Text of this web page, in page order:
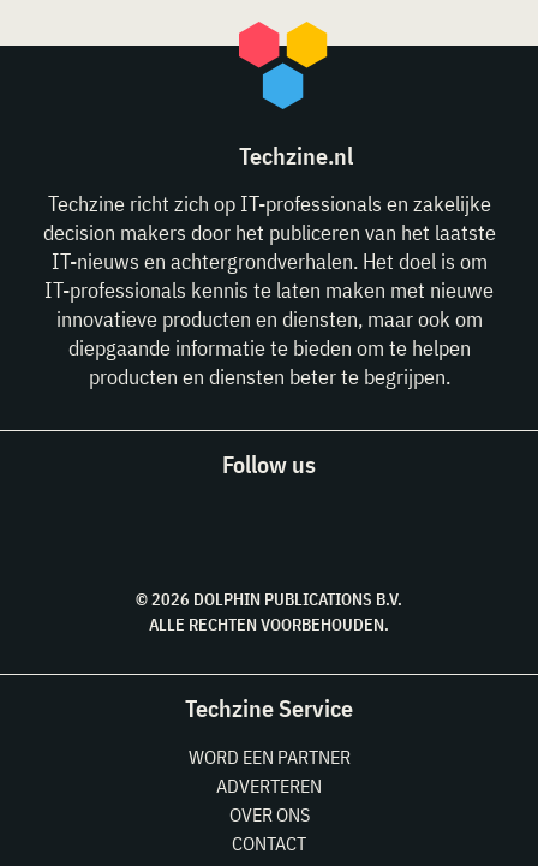
Techzine.nl
Techzine richt zich op IT-professionals en zakelijke
decision makers door het publiceren van het laatste
IT-nieuws en achtergrondverhalen. Het doel is om
IT-professionals kennis te laten maken met nieuwe
innovatieve producten en diensten, maar ook om
diepgaande informatie te bieden om te helpen
producten en diensten beter te begrijpen.
Follow us
© 2026 DOLPHIN PUBLICATIONS B.V.
ALLE RECHTEN VOORBEHOUDEN.
Techzine Service
WORD EEN PARTNER
ADVERTEREN
OVER ONS
CONTACT